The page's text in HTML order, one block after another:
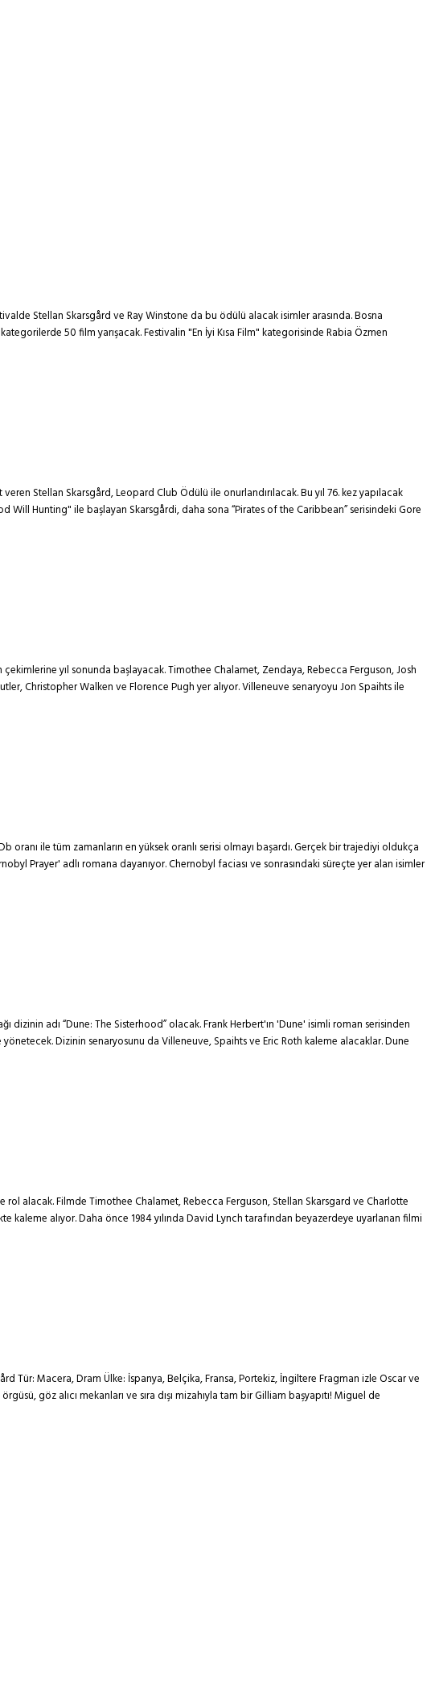
Stellan Skarsgård ve Ray Winstone da bu ödülü alacak isimler arasında. Bosna
50 film yarışacak. Festivalin "En İyi Kısa Film" kategorisinde Rabia Özmen
Stellan Skarsgård, Leopard Club Ödülü ile onurlandırılacak. Bu yıl 76. kez yapılacak
Will Hunting" ile başlayan Skarsgårdi, daha sona “Pirates of the Caribbean” serisindeki Gore
yıl sonunda başlayacak. Timothee Chalamet, Zendaya, Rebecca Ferguson, Josh
Christopher Walken ve Florence Pugh yer alıyor. Villeneuve senaryoyu Jon Spaihts ile
ile tüm zamanların en yüksek oranlı serisi olmayı başardı. Gerçek bir trajediyi oldukça
Prayer' adlı romana dayanıyor. Chernobyl faciası ve sonrasındaki süreçte yer alan isimler
adı “Dune: The Sisterhood” olacak. Frank Herbert'ın 'Dune' isimli roman serisinden
Dizinin senaryosunu da Villeneuve, Spaihts ve Eric Roth kaleme alacaklar. Dune
alacak. Filmde Timothee Chalamet, Rebecca Ferguson, Stellan Skarsgard ve Charlotte
kaleme alıyor. Daha önce 1984 yılında David Lynch tarafından beyazerdeye uyarlanan filmi
Macera, Dram Ülke: İspanya, Belçika, Fransa, Portekiz, İngiltere Fragman izle Oscar ve
göz alıcı mekanları ve sıra dışı mizahıyla tam bir Gilliam başyapıtı! Miguel de